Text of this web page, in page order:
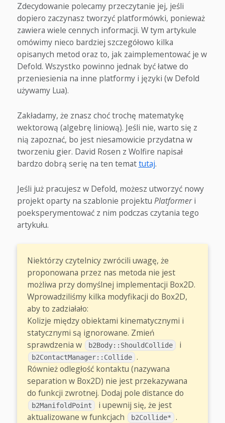
Zdecydowanie polecamy przeczytanie jej, jeśli
dopiero zaczynasz tworzyć platformówki, ponieważ
zawiera wiele cennych informacji. W tym artykule
omówimy nieco bardziej szczegółowo kilka
opisanych metod oraz to, jak zaimplementować je w
Defold. Wszystko powinno jednak być łatwe do
przeniesienia na inne platformy i języki (w Defold
używamy Lua).
Zakładamy, że znasz choć trochę matematykę
wektorową (algebrę liniową). Jeśli nie, warto się z
nią zapoznać, bo jest niesamowicie przydatna w
tworzeniu gier. David Rosen z Wolfire napisał
bardzo dobrą serię na ten temattutaj.
Jeśli już pracujesz w Defold, możesz utworzyć nowy
projekt oparty na szablonie projektu Platformeri
poeksperymentować z nim podczas czytania tego
artykułu.
Niektórzy czytelnicy zwrócili uwagę, że
proponowana przez nas metoda nie jest
możliwa przy domyślnej implementacji Box2D.
Wprowadziliśmy kilka modyfikacji do Box2D,
aby to zadziałało:
Kolizje między obiektami kinematycznymi i
statycznymi są ignorowane. Zmień
sprawdzenia w
b2Body::ShouldCollide i
b2ContactManager::Collide .
Również odległość kontaktu (nazywana
separation w Box2D) nie jest przekazywana
do funkcji zwrotnej. Dodaj pole distance do
b2ManifoldPoint
i upewnij się, że jest
aktualizowane w funkcjach
b2Collide* .